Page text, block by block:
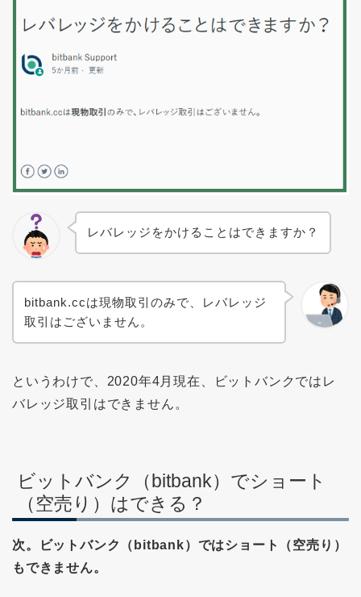
レバレッジをかけることはできますか？
bitbank.ccは現物取引のみで、レバレッジ
取引はございません。
というわけで、2020年4月現在、ビットバンクではレ
バレッジ取引はできません。
ビットバンク（bitbank）でショート
（空売り）はできる？
次。ビットバンク（bitbank）ではショート（空売り）
もできません。